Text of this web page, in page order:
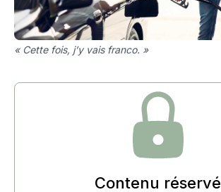
« Cette fois, j’y vais franco. »
Contenu réservé